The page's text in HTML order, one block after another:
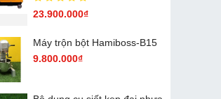
23.900.000₫
Máy trộn bột Hamiboss-B15
9.800.000₫